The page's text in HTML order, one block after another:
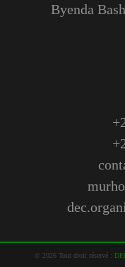
Byenda
© 2026Tout droit réservé :